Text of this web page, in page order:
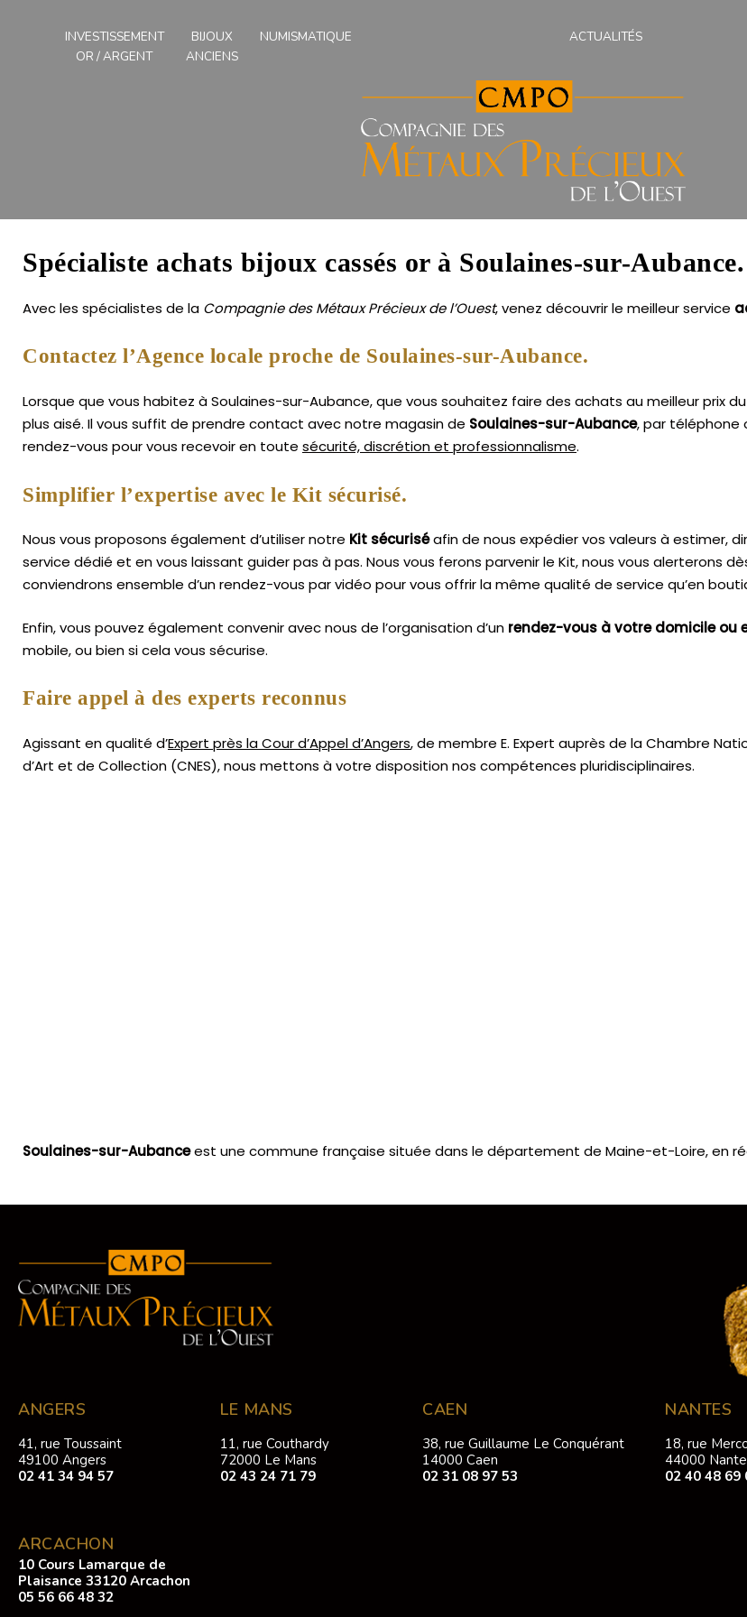
INVESTISSEMENT
OR / ARGENT
BIJOUX
ANCIENS
NUMISMATIQUE ACTUALITÉS
Spécialiste achats bijoux cassés or à Soulaines-sur-Aubance.
Avec les spécialistes de la Compagnie des Métaux Précieux de l’Ouest, venez découvrir le meilleur service
Contactez l’Agence locale proche de Soulaines-sur-Aubance.
Lorsque que vous habitez à Soulaines-sur-Aubance, que vous souhaitez faire des achats au meilleur prix
plus aisé. Il vous suffit de prendre contact avec notre magasin de Soulaines-sur-Aubance, par téléphone
rendez-vous pour vous recevoir en toute sécurité, discrétion et professionnalisme.
Simplifier l’expertise avec le Kit sécurisé.
Nous vous proposons également d’utiliser notre Kit sécuriséafin de nous expédier vos valeurs à estimer,
service dédié et en vous laissant guider pas à pas. Nous vous ferons parvenir le Kit, nous vous alerterons
conviendrons ensemble d’un rendez-vous par vidéo pour vous offrir la même qualité de service qu’en
Enfin, vous pouvez également convenir avec nous de l’organisation d’un rendez-vous à votre domicile ou
mobile, ou bien si cela vous sécurise.
Faire appel à des experts reconnus
Agissant en qualité d’Expert près la Cour d’Appel d’Angers, de membre E. Expert auprès de laChambre
d’Art et de Collection (CNES),nous mettons à votre disposition nos compétences pluridisciplinaires.
Soulaines-sur-Aubanceest une commune française située dans le département de Maine-et-Loire, en
ANGERS
41, rue Toussaint
49100 Angers
02 41 34 94 57
ARCACHON
10 Cours Lamarque de
Plaisance 33120 Arcachon
05 56 66 48 32
LE MANS
11, rue Couthardy
72000 Le Mans
02 43 24 71 79
CAEN
38, rue Guillaume Le Conquérant
14000 Caen
02 31 08 97 53
NANTES
18, rue
44000
02 40 48 69